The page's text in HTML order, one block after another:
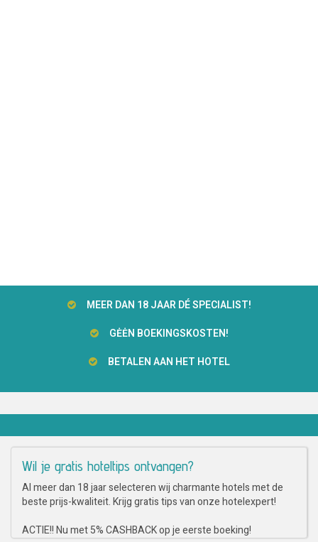
MEER DAN 18 JAAR DÉ SPECIALIST!
GĖĖN BOEKINGSKOSTEN!
BETALEN AAN HET HOTEL
Wil je gratis hoteltips ontvangen?
Al meer dan 18 jaar selecteren wij charmante hotels met de
beste prijs-kwaliteit. Krijg gratis tips van onze hotelexpert!
ACTIE!! Nu met 5% CASHBACK op je eerste boeking!